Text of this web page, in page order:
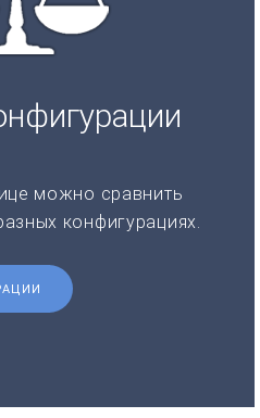
можно сравнить
конфигурациях.